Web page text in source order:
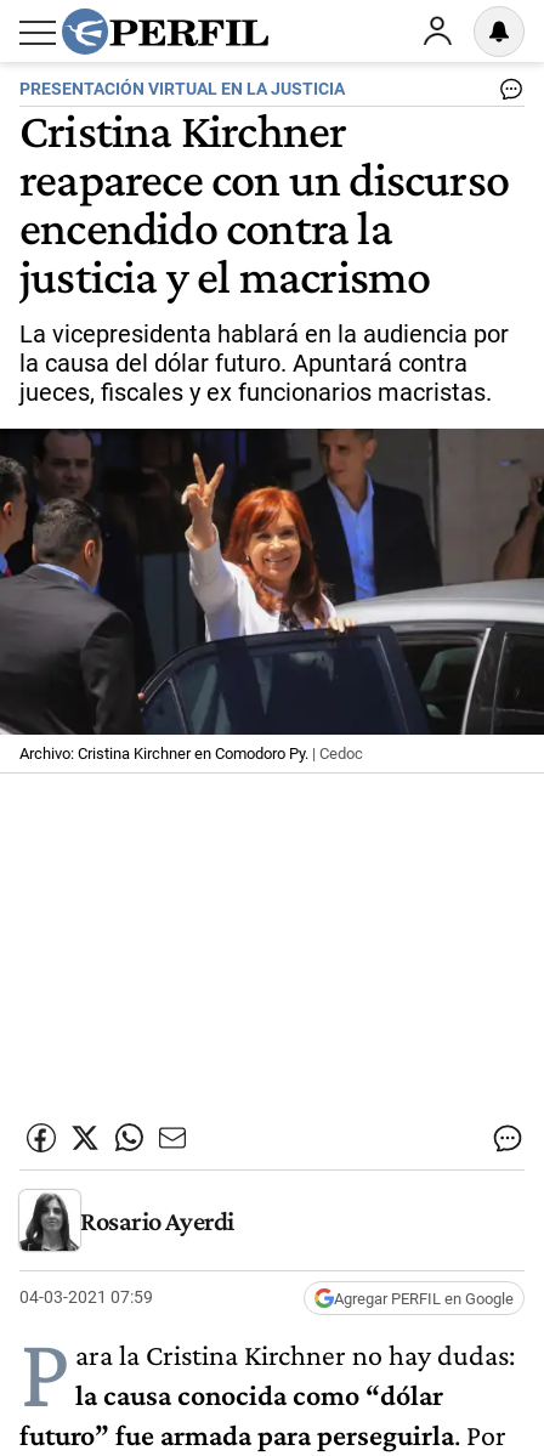
PRESENTACIÓN VIRTUAL EN LA JUSTICIA
Cristina Kirchner
reaparece con un discurso
encendido contra la
justicia y el macrismo
La vicepresidenta hablará en la audiencia por
la causa del dólar futuro. Apuntará contra
jueces, fiscales y ex funcionarios macristas.
Archivo: Cristina Kirchner en Comodoro Py. | Cedoc
Rosario Ayerdi
04-03-2021 07:59 Agregar PERFIL en Google
P ara la Cristina Kirchner no hay dudas:
la causa conocida como “dólar
futuro” fue armada para perseguirla. Por